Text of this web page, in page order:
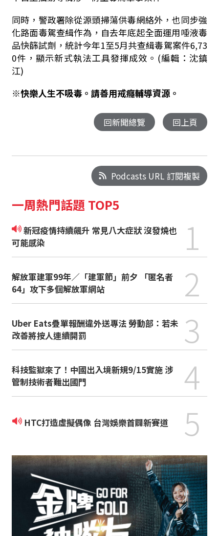
同時，警政署除從源頭掃蕩供毒網絡外，也同步強
化路面毒駕查緝作為，自去年底起全面運用唾液毒
品快篩試劑，統計今年1至5月共查緝毒駕案件6,73
0件，顯示新式執法工具發揮成效。(編輯：沈鎮
江)
※快樂人生不吸毒。請善用戒癮輔導資源。
回新聞總覽 回上頁
Podcasts URL 訂閱複製
一周熱門話題 TOP5
新冠疫情持續飆升 常見八大症狀 沒發燒也
可能感染
1
解放軍建軍99年／「建軍節」前夕 「匿名者
64」攻下多個解放軍網站
2
Uber Eats疊單報酬違外送專法 勞動部：若未
改善將按人連續開罰
3
科技監獄來了！中國出入境新規9/15實施 涉
管制技術者難出國門
4
HTC打造虛擬偶像 台灣娛樂首闢新賽道 5